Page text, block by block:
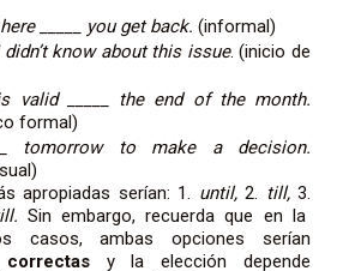
_____ you get back. (informal)
I didn’t know about this issue. (inicio de
valid _____ the end of the month.
formal)
tomorrow to make a decision.
apropiadas serían: 1. until,2. till,3.
Sin embargo, recuerda que en la
casos, ambas opciones serían
correctasy la elección depende